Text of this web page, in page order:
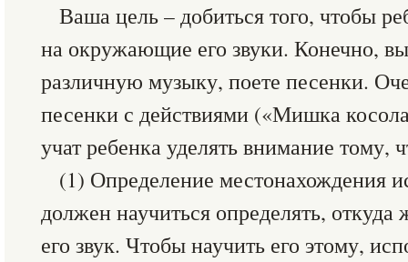
Ваша цель – добиться того, чтобы
на окружающие его звуки. Конечно, вы
различную музыку, поете песенки.
песенки с действиями («Мишка
учат ребенка уделять внимание тому,
(1) Определение местонахождения
должен научиться определять,
его звук. Чтобы научить его этому,